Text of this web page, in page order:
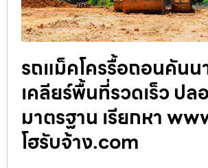
รถแม็คโครรื้อถอนคันน
เคลียร์พื้นที่รวดเร็ว ปล
มาตรฐาน เรียกหา
โฮรับจ้าง.com